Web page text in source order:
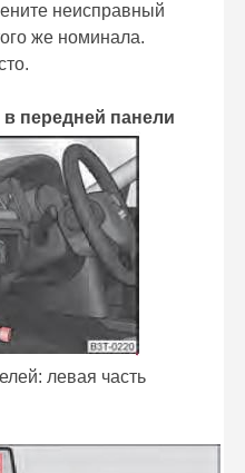
неисправный
же номинала.
передней панели
левая часть